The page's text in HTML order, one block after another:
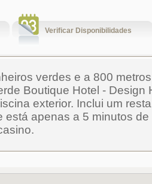
Verificar Disponibilidades
verdes e a 800
Boutique Hotel - Design
exterior. Inclui um
está apenas a 5 minutos